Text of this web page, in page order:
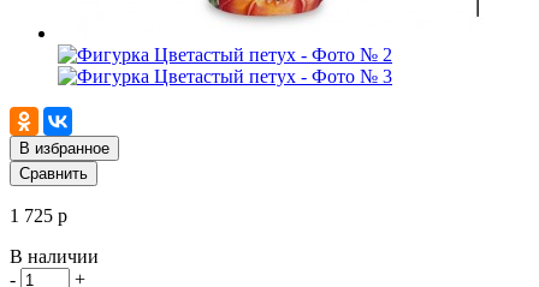
В избранное
Сравнить
1 725 р
В наличии
-
+